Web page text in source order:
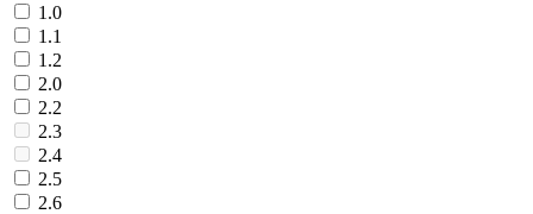
1.0
1.1
1.2
2.0
2.2
2.3
2.4
2.5
2.6